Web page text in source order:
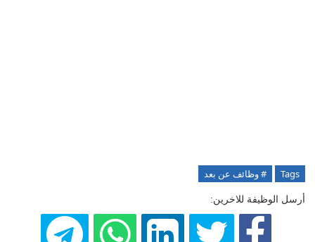
Tags # وظائف عن بعد
أرسل الوظيفة للاخرين: